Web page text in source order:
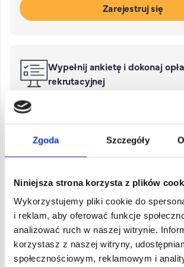
Zgoda Szczegóły
Niniejsza strona korzysta z plików
Wykorzystujemy pliki cookie do
i reklam, aby oferować funkcje
analizować ruch w naszej witrynie.
korzystasz z naszej witryny,
społecznościowym, reklamowym i
Zarejestruj się
Wypełnij ankietę i dokonaj
rekrutacyjnej
Dostarcz dokumenty do biura
rekrutacyjnego
Dziekan kierunku
dr Artur Niedźwiecki